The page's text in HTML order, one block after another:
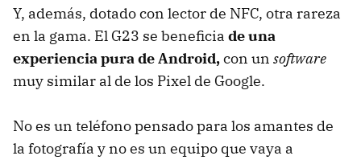
Y, además, dotado con lector de NFC, otra rareza
en la gama. El G23 se beneficia de una
experiencia pura de Android,con un software
muy similar al de los Pixel de Google.
No es un teléfono pensado para los amantes de
la fotografía y no es un equipo que vaya a